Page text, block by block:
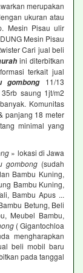
merupakan
ukuran atau
Mesin Pisau ulir
Mesin Pisau
Cari jual beli
ini diterbitkan
terkait jual
gombong11/13
saung 1jt/m2
Komunitas
panjang 18 meter
minimal yang
» lokasi di Jawa
gombong(sudah
Bambu Kuning,
Bambu Kuning,
Bambu Apus ...
Betung, Beli
Meubel Bambu,
( Gigantochloa
mengharapkan
beli mobil baru
pada tanggal